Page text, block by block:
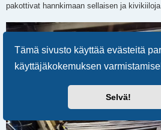
Tämä sivusto käyttää evästeitä
käyttäjäkokemuksen
Selvä!
pakottivat hannkimaan sellaisen ja kivikiiloja.